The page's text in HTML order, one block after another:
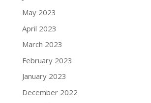
May 2023
April 2023
March 2023
February 2023
January 2023
December 2022